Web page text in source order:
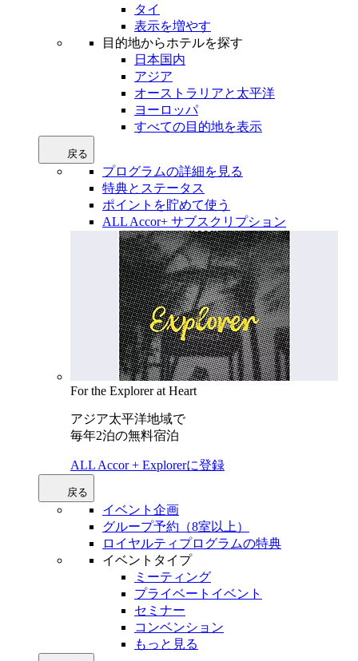
タイ
表示を増やす
目的地からホテルを探す
日本国内
アジア
オーストラリアと太平洋
ヨーロッパ
すべての目的地を表示
戻る
プログラムの詳細を見る
特典とステータス
ポイントを貯めて使う
ALL Accor+ サブスクリプション
For the Explorer at Heart
アジア太平洋地域で
毎年2泊の無料宿泊
ALL Accor + Explorerに登録
戻る
イベント企画
グループ予約（8室以上）
ロイヤルティプログラムの特典
イベントタイプ
ミーティング
プライベートイベント
セミナー
コンベンション
もっと見る